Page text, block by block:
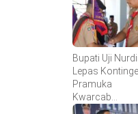
Bupati Uji
Lepas
Pramuka
Kwarcab
Bantaeng